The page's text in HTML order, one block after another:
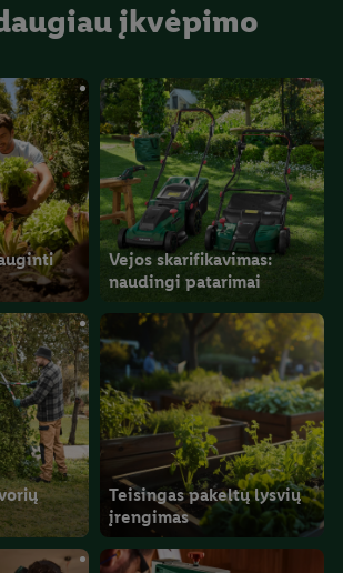
įkvėpimo
Vejos skarifikavimas:
naudingi patarimai
Teisingas pakeltų lysvių
įrengimas